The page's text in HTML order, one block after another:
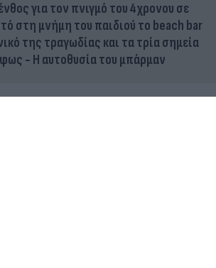
για τον πνιγμό του 4χρονου σε
στη μνήμη του παιδιού το beach bar
της τραγωδίας και τα τρία σημεία
- Η αυτοθυσία του μπάρμαν